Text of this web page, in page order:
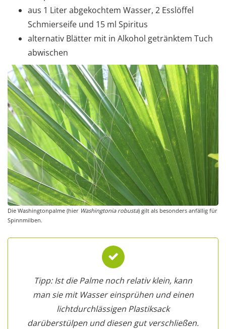
aus 1 Liter abgekochtem Wasser, 2 Esslöffel
Schmierseife und 15 ml Spiritus
alternativ Blätter mit in Alkohol getränktem Tuch
abwischen
Die Washingtonpalme (hier Washingtonia robusta) gilt als besonders anfällig für
Spinnmilben.
Tipp: Ist die Palme noch relativ klein, kann
man sie mit Wasser einsprühen und einen
lichtdurchlässigen Plastiksack
darüberstülpen und diesen gut verschließen.